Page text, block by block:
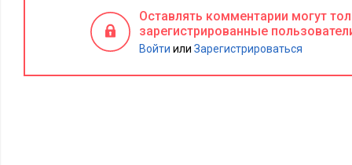
Оставлять комментарии могут
зарегистрированные
Войти или Зарегистрироваться